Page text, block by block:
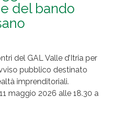
del bando
del GAL Valle d’Itria per
pubblico destinato
imprenditoriali.
maggio 2026 alle 18.30 a